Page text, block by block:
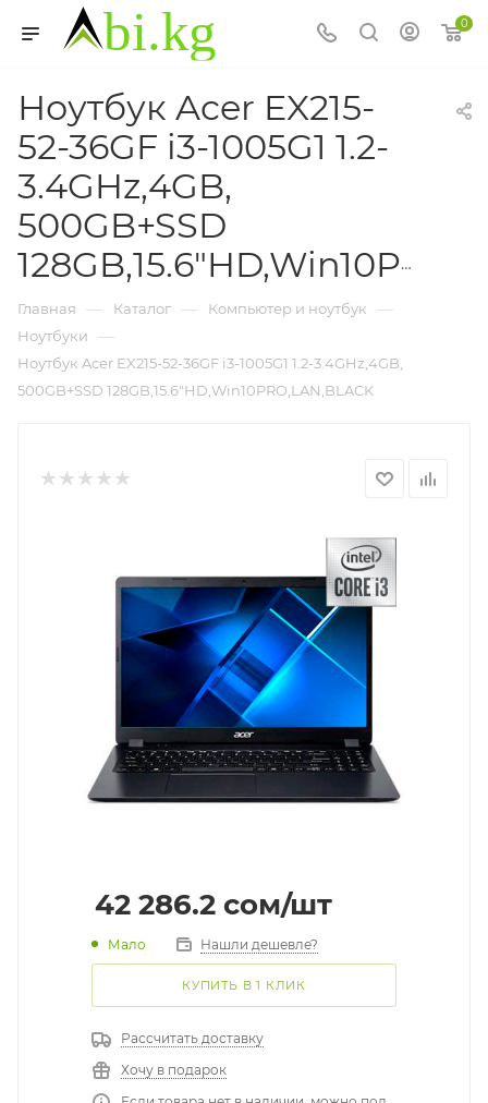
0
Ноутбук Acer EX215-
52-36GF i3-1005G1 1.2-
3.4GHz,4GB,
500GB+SSD
128GB,15.6"HD,Win10PRO,LAN,BLACK
Главная — Каталог — Компьютер и ноутбук —
Ноутбуки —
Ноутбук Acer EX215-52-36GF i3-1005G1 1.2-3.4GHz,4GB,
500GB+SSD 128GB,15.6"HD,Win10PRO,LAN,BLACK
42 286.2 cом/шт
Мало Нашли дешевле?
КУПИТЬ В 1 КЛИК
Рассчитать доставку
Хочу в подарок